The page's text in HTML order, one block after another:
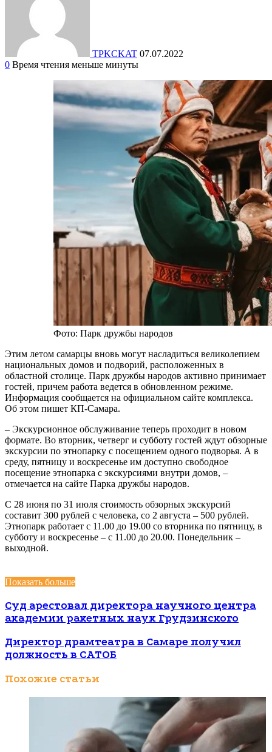
TPKCKAT 07.07.2022
0 Время чтения меньше минуты
Фото: Парк дружбы народов
Этим летом самарцы вновь могут насладиться великолепием
национальных домов и подворий, расположенных в
областной столице. Парк дружбы народов активно принимает
гостей, причем работа ведется в обновленном режиме.
Информация сообщается на официальном сайте комплекса.
Об этом пишет КП-Самара.
– Экскурсионное обслуживание теперь проходит в новом
формате. Во вторник, четверг и субботу гостей ждут обзорные
экскурсии по этнопарку с посещением одного подворья. А в
среду, пятницу и воскресенье им доступно свободное
посещение этнопарка с экскурсиями внутри домов, –
отмечается на сайте Парка дружбы народов.
С 28 июня по 31 июля стоимость обзорных экскурсий
составит 300 рублей с человека, со 2 августа – 500 рублей.
Этнопарк работает с 11.00 до 19.00 со вторника по пятницу, в
субботу и воскресенье – с 11.00 до 20.00. Понедельник –
выходной.
Показать больше
Суд арестовал директора научного центра
академии ракетных наук Грудзинского
Директор драмтеатра в Самаре получил
должность в САТОБ
Похожие статьи